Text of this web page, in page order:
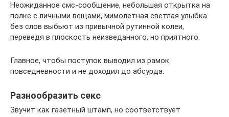
Неожиданное смс-сообщение, небольшая открытка на
полке с личными вещами, мимолетная светлая улыбка
без слов выбьют из привычной рутинной колеи,
переведя в плоскость неизведанного, но приятного.
Главное, чтобы поступок выводил из рамок
повседневности и не доходил до абсурда.
Разнообразить секс
Звучит как газетный штамп, но соответствует